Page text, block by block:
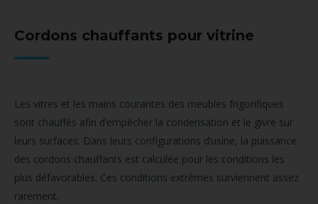
Cordons chauffants pour vitrine
Les vitres et les mains courantes des meubles frigorifiques
sont chauffés afin d’empêcher la condensation et le givre sur
leurs surfaces. Dans leurs configurations d’usine, la puissance
des cordons chauffants est calculée pour les conditions les
plus défavorables. Ces conditions extrêmes surviennent assez
rarement.